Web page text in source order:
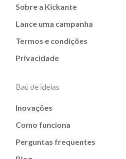
Sobre a Kickante
Lance uma campanha
Termos e condições
Privacidade
Baú de ideias
Inovações
Como funciona
Perguntas frequentes